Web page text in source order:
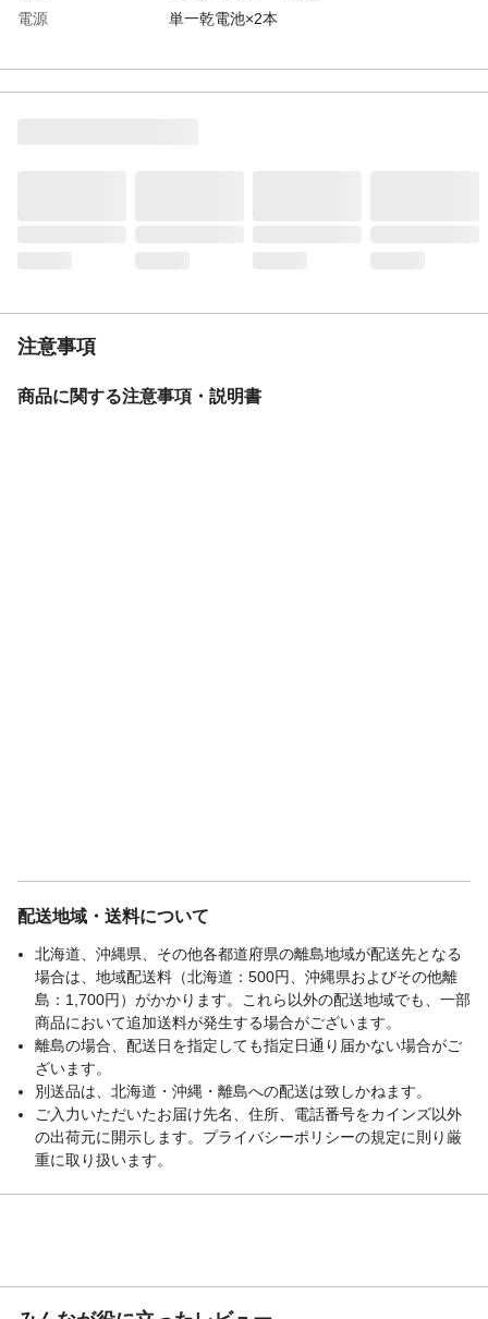
電源
単一乾電池×2本
消費電力
0
前面フェイス
注意事項
商品に関する注意事項・説明書
配送地域・送料について
北海道、沖縄県、その他各都道府県の離島地域が配送先となる
場合は、地域配送料（北海道：500円、沖縄県およびその他離
島：1,700円）がかかります。これら以外の配送地域でも、一部
商品において追加送料が発生する場合がございます。
離島の場合、配送日を指定しても指定日通り届かない場合がご
ざいます。
別送品は、北海道・沖縄・離島への配送は致しかねます。
ご入力いただいたお届け先名、住所、電話番号をカインズ以外
の出荷元に開示します。プライバシーポリシーの規定に則り厳
重に取り扱います。